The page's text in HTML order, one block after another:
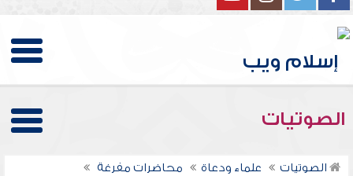
الصوتيات
الصوتيات علماء ودعاة
محاضرات مفرغة